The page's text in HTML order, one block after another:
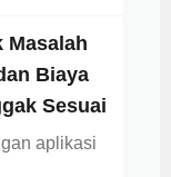
Masalah
Biaya
Sesuai
aplikasi